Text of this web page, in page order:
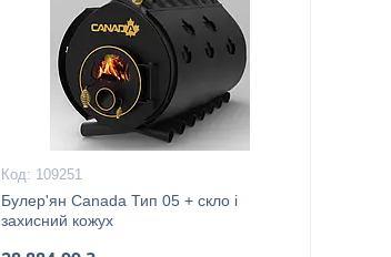
109251
Булер'ян Canada Тип 05 + скло і
захисний кожух